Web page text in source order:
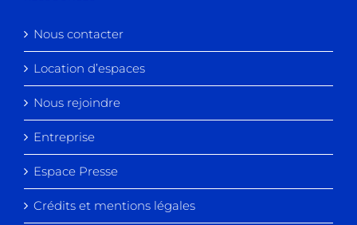
Nous contacter
Location d’espaces
Nous rejoindre
Entreprise
Espace Presse
Crédits et mentions légales